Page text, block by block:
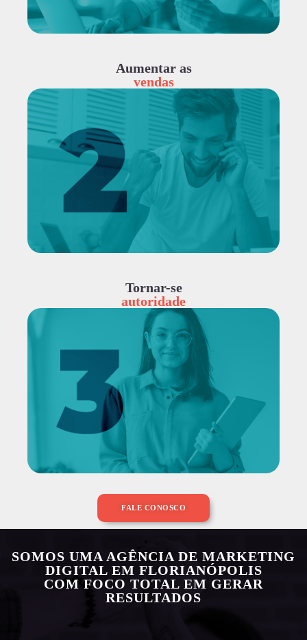
Aumentar as
vendas
Tornar-se
autoridade
FALE CONOSCO
SOMOS UMA AGÊNCIA DE MARKETING
DIGITAL EM FLORIANÓPOLIS
COM FOCO TOTAL EM GERAR
RESULTADOS